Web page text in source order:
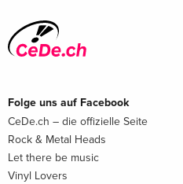
Folge uns auf Facebook
CeDe.ch – die offizielle Seite
Rock & Metal Heads
Let there be music
Vinyl Lovers